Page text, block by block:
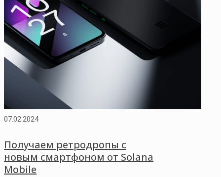
07.02.2024
Получаем ретродропы с
новым смартфоном от Solana
Mobile